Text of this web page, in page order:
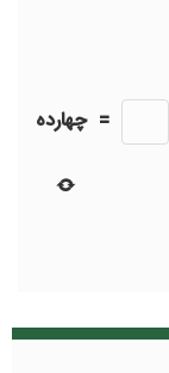
= چهارده